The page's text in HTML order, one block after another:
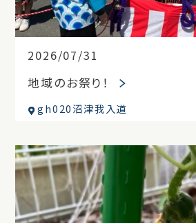
2026/07/31
地域のお祭り！
gh020沼津我入道